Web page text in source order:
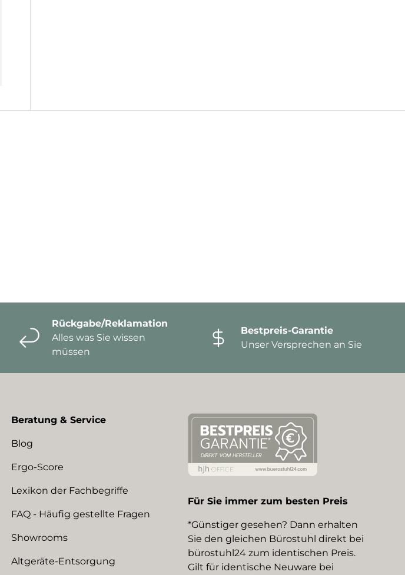
Rückgabe/Reklamation
Alles was Sie wissen
müssen
Bestpreis-Garantie
Unser Versprechen an Sie
Beratung & Service
Blog
Ergo-Score
Lexikon der Fachbegriffe
FAQ - Häufig gestellte Fragen
Showrooms
Altgeräte-Entsorgung
Für Sie immer zum besten Preis
*Günstiger gesehen? Dann erhalten
Sie den gleichen Bürostuhl direkt bei
bürostuhl24 zum identischen Preis.
Gilt für identische Neuware bei